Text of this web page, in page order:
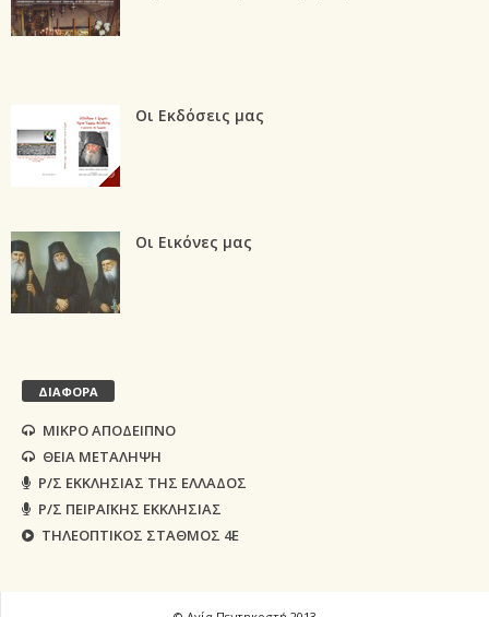
Οι Εκδόσεις μας
Οι Εικόνες μας
ΔΙΑΦΟΡΑ
ΜΙΚΡΟ ΑΠΟΔΕΙΠΝΟ
ΘΕΙΑ ΜΕΤΑΛΗΨΗ
Ρ/Σ ΕΚΚΛΗΣΙΑΣ ΤΗΣ ΕΛΛΑΔΟΣ
Ρ/Σ ΠΕΙΡΑΪΚΗΣ ΕΚΚΛΗΣΙΑΣ
ΤΗΛΕΟΠΤΙΚΟΣ ΣΤΑΘΜΟΣ 4Ε